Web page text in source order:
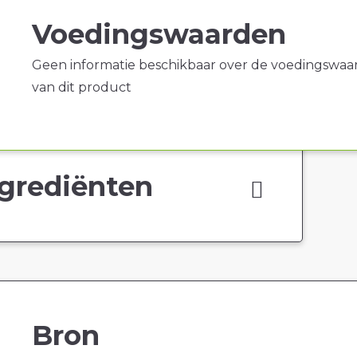
Voedingswaarden
Geen informatie beschikbaar over de
van dit product
Bron